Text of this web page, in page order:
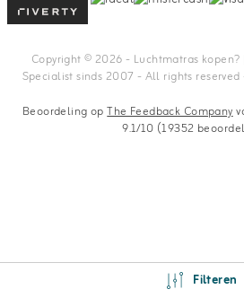
Copyright © 2026 - Luchtmatras
Specialist sinds 2007 - All rights
Filteren
Beoordeling opThe Feedback Company
9.1/10 (19352